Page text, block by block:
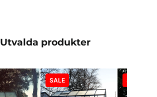
Utvalda produkter
SALE SALE